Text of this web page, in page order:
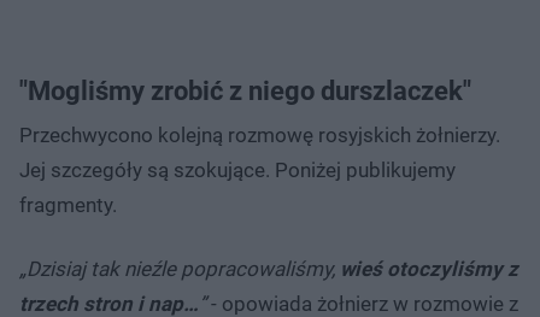
"Mogliśmy zrobić z niego durszlaczek"
Przechwycono kolejną rozmowę rosyjskich żołnierzy.
Jej szczegóły są szokujące. Poniżej publikujemy
fragmenty.
„Dzisiaj tak nieźle popracowaliśmy, wieś otoczyliśmy z
trzech stron i nap… ”- opowiada żołnierz w rozmowie z